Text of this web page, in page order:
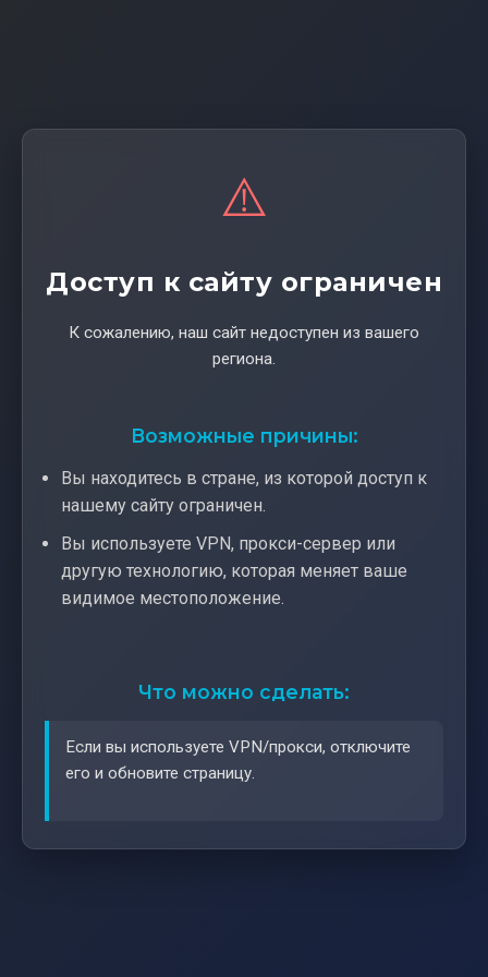
⚠️
Доступ к сайту ограничен
К сожалению, наш сайт недоступен из вашего
региона.
Возможные причины:
Вы находитесь в стране, из которой доступ к
нашему сайту ограничен.
Вы используете VPN, прокси-сервер или
другую технологию, которая меняет ваше
видимое местоположение.
Что можно сделать:
Если вы используете VPN/прокси, отключите
его и обновите страницу.